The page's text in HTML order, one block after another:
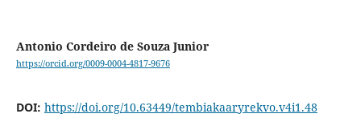
Antonio Cordeiro de Souza Junior
https://orcid.org/0009-0004-4817-9676
DOI: https://doi.org/10.63449/tembiakaaryrekvo.v4i1.48